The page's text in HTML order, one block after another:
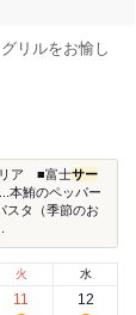
リルをお愉し
リア ■富士サー
本鮪のペッパー
スタ（季節のお
火
11
水
12